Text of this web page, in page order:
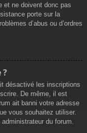
et ne doivent donc pas
porte sur la
d’abus ou d’ordres
?
désactivé les inscriptions
De même, il est
ait banni votre adresse
vous souhaitez utiliser.
du forum.